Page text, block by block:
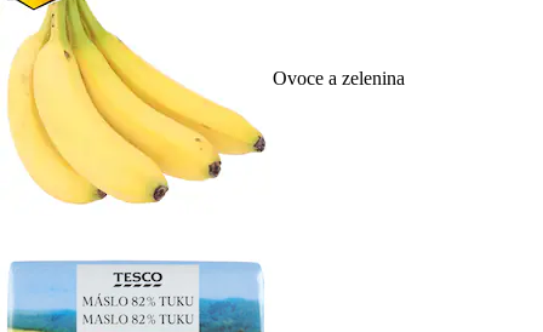
Ovoce a zelenina